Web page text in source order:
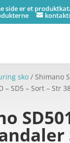
side er et
sko/ Shimano
– SD5 – Sort – Str